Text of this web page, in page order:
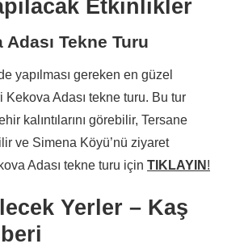
Etkinlikler
Tekne Turu
yapılması gereken en güzel
Adası tekne turu. Bu tur
kalıntılarını görebilir, Tersane
ve Simena Köyü’nü ziyaret
Adası tekne turu için TIKLAYIN !
Yerler – Kaş